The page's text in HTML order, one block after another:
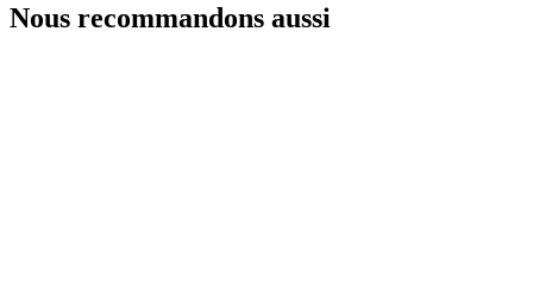
Nous recommandons aussi